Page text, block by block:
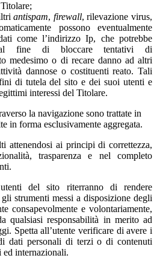
antispam, firewall, rilevazione virus,
possono eventualmente
come l’indirizzo Ip, che potrebbe
al fine di bloccare tentativi di
medesimo o di recare danno ad altri
dannose o costituenti reato. Tali
di tutela del sito e dei suoi utenti e
interessi del Titolare.
la navigazione sono trattate in
in forma esclusivamente aggregata.
attenendosi ai principi di correttezza,
trasparenza e nel completo
del sito riterranno di rendere
strumenti messi a disposizione degli
consapevolmente e volontariamente,
qualsiasi responsabilità in merito ad
Spetta all’utente verificare di avere i
dati personali di terzi o di contenuti
ed internazionali.